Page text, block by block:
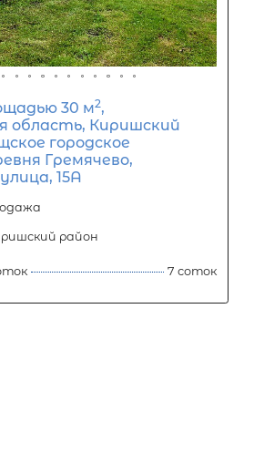
площадью 30 м2,
область,
сельское
садоводческий массив
товарищество
2-я линия
продажа